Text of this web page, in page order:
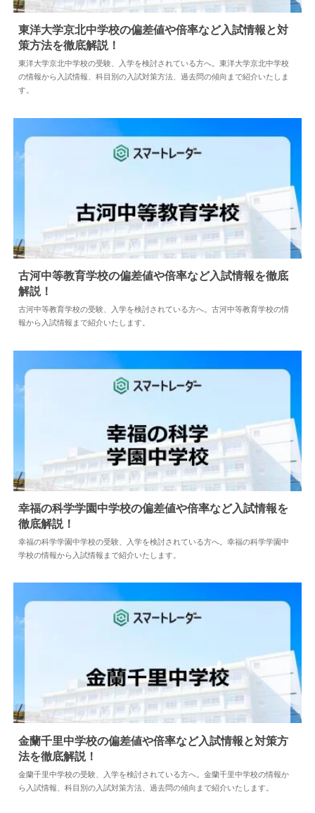
中学情報 2024.04.02
東洋大学京北中学校の偏差値や倍率など入試情報と対
策方法を徹底解説！
東洋大学京北中学校の受験、入学を検討されている方へ。東洋大学京北中学校
の情報から入試情報、科目別の入試対策方法、過去問の傾向まで紹介いたしま
す。
中学情報 2024.04.18
古河中等教育学校の偏差値や倍率など入試情報を徹底
解説！
古河中等教育学校の受験、入学を検討されている方へ。古河中等教育学校の情
報から入試情報まで紹介いたします。
中学情報 2024.05.10
幸福の科学学園中学校の偏差値や倍率など入試情報を
徹底解説！
幸福の科学学園中学校の受験、入学を検討されている方へ。幸福の科学学園中
学校の情報から入試情報まで紹介いたします。
中学情報 2024.04.02
金蘭千里中学校の偏差値や倍率など入試情報と対策方
法を徹底解説！
金蘭千里中学校の受験、入学を検討されている方へ。金蘭千里中学校の情報か
ら入試情報、科目別の入試対策方法、過去問の傾向まで紹介いたします。